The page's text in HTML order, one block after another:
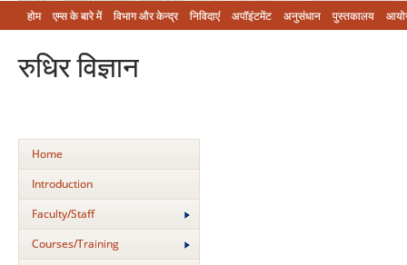
होम एम्‍स के बारे में विभाग और केन्‍द्र निविदाएं अपॉइंटमेंट अनुसंधान पुस्तकालय
रुधिर विज्ञान
Home
Introduction
Faculty/Staff
Courses/Training